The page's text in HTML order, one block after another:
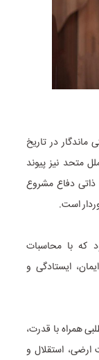
ماندگار در تاریخ
متحد نیز پیوند
ذاتی دفاع مشروع
است.
که با محاسبات
ایستادگی و
همراه با قدرت،
ارضی، استقلال و